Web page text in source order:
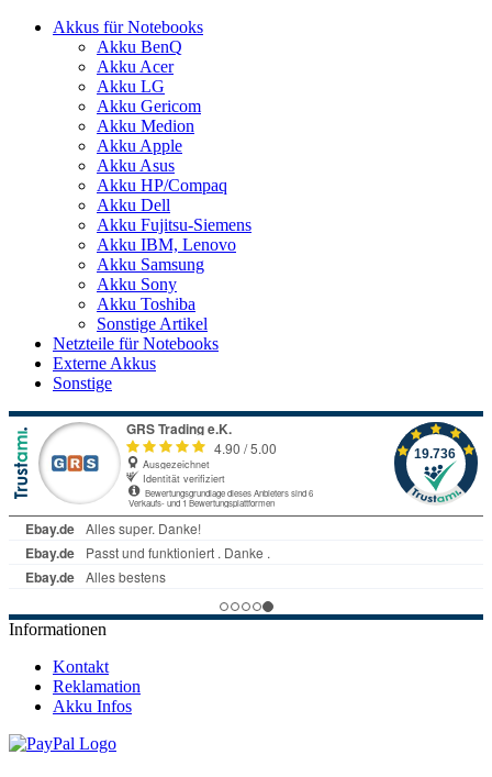
Akkus für Notebooks
Akku BenQ
Akku Acer
Akku LG
Akku Gericom
Akku Medion
Akku Apple
Akku Asus
Akku HP/Compaq
Akku Dell
Akku Fujitsu-Siemens
Akku IBM, Lenovo
Akku Samsung
Akku Sony
Akku Toshiba
Sonstige Artikel
Netzteile für Notebooks
Externe Akkus
Sonstige
Informationen
Kontakt
Reklamation
Akku Infos